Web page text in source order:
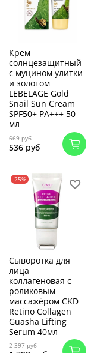
Крем
солнцезащитный
с муцином улитки
и золотом
LEBELAGE Gold
Snail Sun Cream
SPF50+ PA+++ 50
мл
669 руб
536 руб
-25%
Сыворотка для
лица
коллагеновая с
роликовым
массажёром CKD
Retino Collagen
Guasha Lifting
Serum 40мл
2 397 руб